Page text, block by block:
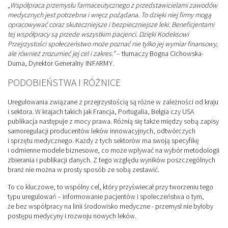
„Współpraca przemysłu farmaceutycznego z przedstawicielami zawodów
medycznych jest potrzebna i wręcz pożądana. To dzięki niej firmy mogą
opracowywać coraz skuteczniejsze i bezpieczniejsze leki. Beneficjentami
tej współpracy są przede wszystkim pacjenci. Dzięki Kodeksowi
Przejrzystości społeczeństwo może poznać nie tylko jej wymiar finansowy,
ale również zrozumieć jej cel i zakres.”– tłumaczy Bogna Cichowska-
Duma, Dyrektor Generalny INFARMY.
PODOBIEŃSTWA I RÓŻNICE
Uregulowania związane z przejrzystością są różne w zależności od kraju
i sektora. W krajach takich jak Francja, Portugalia, Belgia czy USA
publikacja następuje z mocy prawa. Różnią się także między sobą zapisy
samoregulacji producentów leków innowacyjnych, odtwórczych
i sprzętu medycznego. Każdy z tych sektorów ma swoją specyfikę
i odmienne modele biznesowe, co może wpływać na wybór metodologii
zbierania i publikacji danych. Z tego względu wyników poszczególnych
branż nie można w prosty sposób ze sobą zestawić.
To co kluczowe, to wspólny cel, który przyświecał przy tworzeniu tego
typu uregulowań – informowanie pacjentów i społeczeństwa o tym,
że bez współpracy na linii środowisko medyczne - przemysł nie byłoby
postępu medycyny i rozwoju nowych leków.